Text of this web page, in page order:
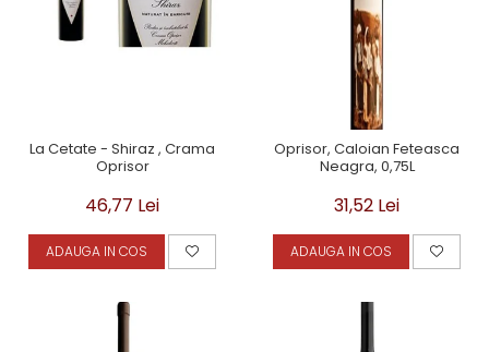
La Cetate - Shiraz , Crama
Oprisor
46,77 Lei
ADAUGA IN COS
Oprisor, Caloian Feteasca
Neagra, 0,75L
31,52 Lei
ADAUGA IN COS